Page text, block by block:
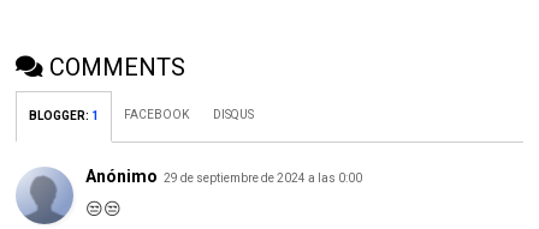
COMMENTS
BLOGGER: 1 FACEBOOK DISQUS
Anónimo 29 de septiembre de 2024 a las 0:00
😒😒